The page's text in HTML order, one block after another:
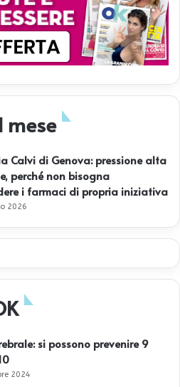
mese
Calvi di Genova: pressione alta
perché non bisogna
i farmaci di propria iniziativa
2026
si possono prevenire 9
2024